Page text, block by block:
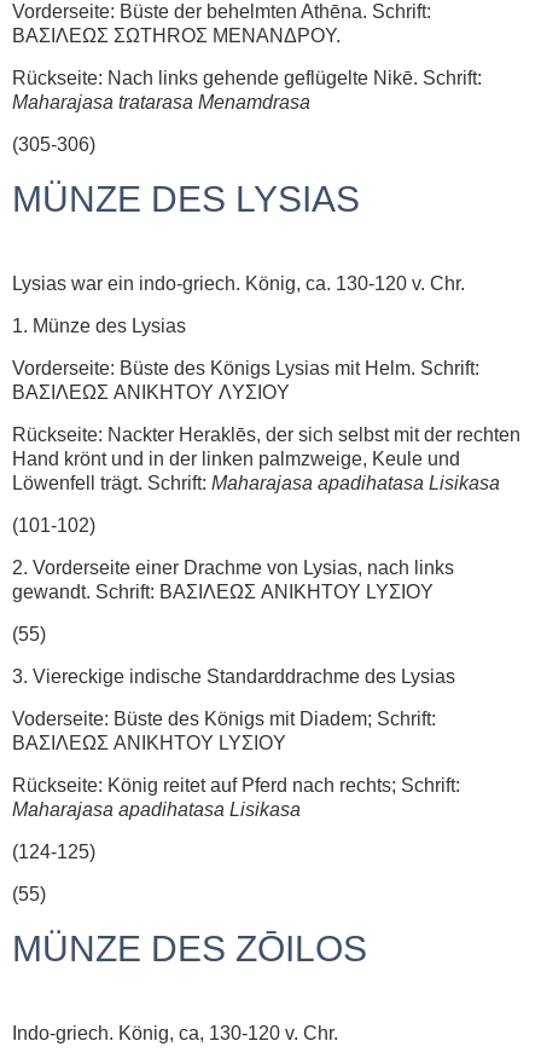
Vorderseite: Büste der behelmten Athēna. Schrift:
ΒΑΣΙΛΕΩΣ ΣΩTHROΣ MENANΔPOY.
Rückseite: Nach links gehende geflügelte Nikē. Schrift:
Maharajasa tratarasa Menamdrasa
(305-306)
MÜNZE DES LYSIAS
Lysias war ein indo-griech. König, ca. 130-120 v. Chr.
1. Münze des Lysias
Vorderseite: Büste des Königs Lysias mit Helm. Schrift:
ΒΑΣΙΛΕΩΣ ANΙΚΗTOY ΛYΣIOY
Rückseite: Nackter Heraklēs, der sich selbst mit der rechten
Hand krönt und in der linken palmzweige, Keule und
Löwenfell trägt. Schrift: Maharajasa apadihatasa Lisikasa
(101-102)
2. Vorderseite einer Drachme von Lysias, nach links
gewandt. Schrift: ΒΑΣΙΛΕΩΣ ANIKHTOY LYΣIOY
(55)
3. Viereckige indische Standarddrachme des Lysias
Voderseite: Büste des Königs mit Diadem; Schrift:
ΒΑΣΙΛΕΩΣ ANIKHTOY LYΣIOY
Rückseite: König reitet auf Pferd nach rechts; Schrift:
Maharajasa apadihatasa Lisikasa
(124-125)
(55)
MÜNZE DES ZŌILOS
Indo-griech. König, ca, 130-120 v. Chr.